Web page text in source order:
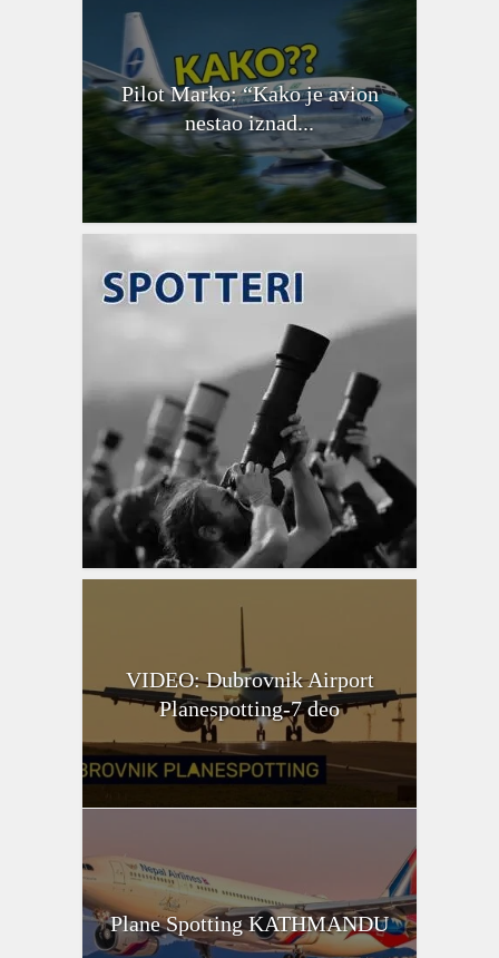
Pilot Marko: “Kako je avion
nestao iznad...
VIDEO: Dubrovnik Airport
Planespotting-7 deo
Plane Spotting KATHMANDU